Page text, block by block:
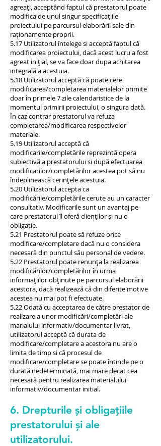
agreați, acceptând faptul că prestatorul poate
modifica de unul singur specificațiile
proiectului pe parcursul elaborării sale din
raționamente proprii.
5.17 Utilizatorul întelege si acceptă faptul că
modificarea proiectului, dacă acest lucru a fost
agreat inițial, se va face doar dupa achitarea
integrală a acestuia.
5.18 Utilizatorul acceptă că poate cere
modificarea/completarea materialelor primite
doar în primele 7 zile calendaristice de la
momentul primirii proiectului, o singura dată.
În caz contrar prestatorul va refuza
completarea/modificarea respectivelor
materiale.
5.19 Utilizatorul acceptă că
modificarile/completările reprezintă opera
subiectivă a prestatorului si după efectuarea
modificarilor/completărilor acestea pot să nu
îndeplinească cerințele acestuia.
5.20 Utilizatorul accepta ca
modificările/completările cerute au un caracter
consultativ. Modificarile sunt un avantaj pe
care prestatorul îl oferă clienților și nu o
obligație.
5.21 Prestatorul poate să refuze orice
modificare/completare dacă nu o considera
necesară din punctul său personal de vedere.
5.22 Prestatorul poate renunța la realizarea
modificărilor/completărilor în urma
informațiilor obținute pe parcursul elaborării
acestora, dacă realizează că din diferite motive
acestea nu mai pot fi efectuate.
5.22 Odată cu acceptarea de către prestator de
realizare a unor modificări/completări ale
marialului informativ/documentar livrat,
utilizatorul acceptă că durata de
modificare/completare a acestora nu are o
limita de timp si că procesul de
modificare/completare se poate întinde pe o
durată nedeterminată, mai mare decat cea
necesară pentru realizarea materialului
informativ/documentar initial.
6. Drepturile și obligațiile
prestatorului și ale
utilizatorului.